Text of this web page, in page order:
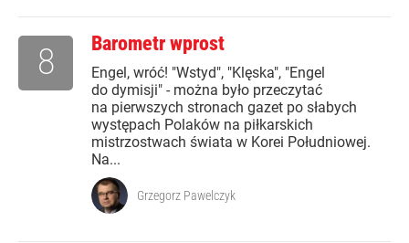
Barometr wprost
Engel, wróć! "Wstyd", "Klęska", "Engel
do dymisji" - można było przeczytać
na pierwszych stronach gazet po słabych
występach Polaków na piłkarskich
mistrzostwach świata w Korei Południowej.
Na...
8
Grzegorz Pawelczyk